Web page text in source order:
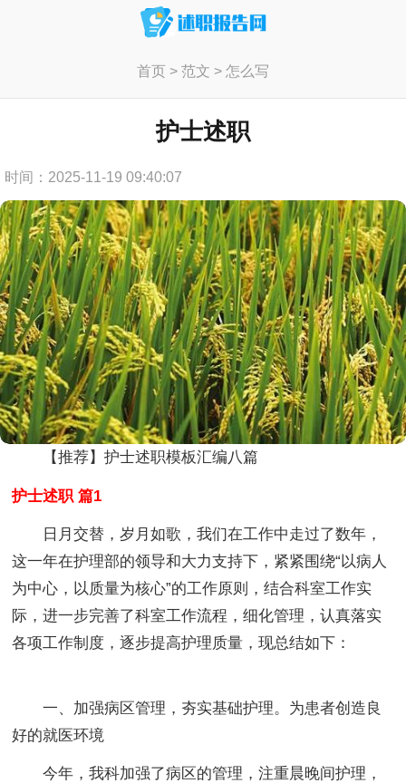
首页> 范文 > 怎么写
护士述职
时间：2025-11-19 09:40:07
【推荐】护士述职模板汇编八篇
护士述职 篇1
日月交替，岁月如歌，我们在工作中走过了数年，
这一年在护理部的领导和大力支持下，紧紧围绕“以病人
为中心，以质量为核心”的工作原则，结合科室工作实
际，进一步完善了科室工作流程，细化管理，认真落实
各项工作制度，逐步提高护理质量，现总结如下：
一、加强病区管理，夯实基础护理。为患者创造良
好的就医环境
今年，我科加强了病区的管理，注重晨晚间护理，